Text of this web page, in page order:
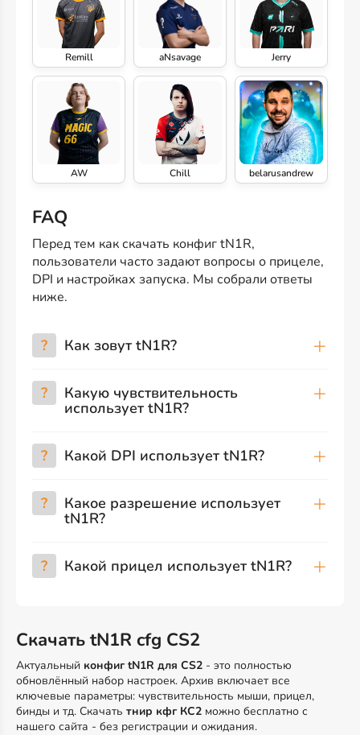
Remill aNsavage Jerry
AW Chill belarusandrew
FAQ
Перед тем как скачать конфиг tN1R,
пользователи часто задают вопросы о прицеле,
DPI и настройках запуска. Мы собрали ответы
ниже.
? Как зовут tN1R?
? Какую чувствительность
использует tN1R?
? Какой DPI использует tN1R?
? Какое разрешение использует
tN1R?
? Какой прицел использует tN1R?
Скачать tN1R cfg CS2
Актуальный конфиг tN1R для CS2 - это полностью
обновлённый набор настроек. Архив включает все
ключевые параметры: чувствительность мыши, прицел,
бинды и тд. Скачать тнир кфг КС2 можно бесплатно с
нашего сайта - без регистрации и ожидания.